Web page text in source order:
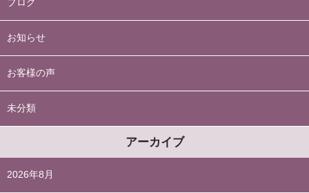
ブログ
お知らせ
お客様の声
未分類
アーカイブ
2026年8月